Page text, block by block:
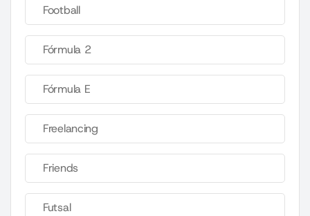
Football
Fórmula 2
Fórmula E
Freelancing
Friends
Futsal